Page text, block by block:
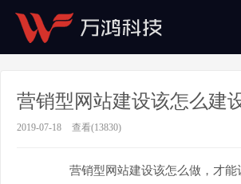
营销型网站建设该怎么建
2019-07-18 查看(13830)
营销型网站建设该怎么做，才能